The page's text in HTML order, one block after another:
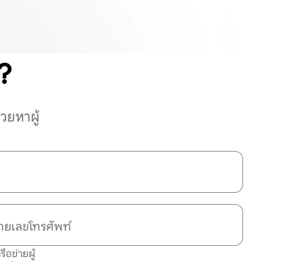
ยหาผู้
ยเลขโทรศัพท์
อข่ายผู้